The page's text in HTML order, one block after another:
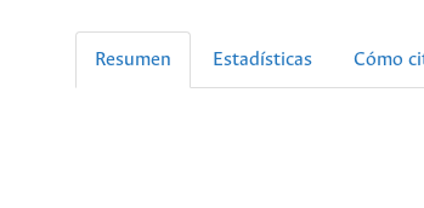
Resumen Estadísticas Cómo